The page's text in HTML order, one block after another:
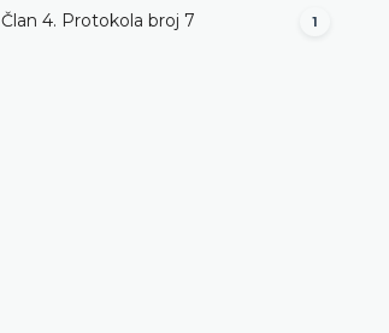
Član 4. Protokola broj 7 1